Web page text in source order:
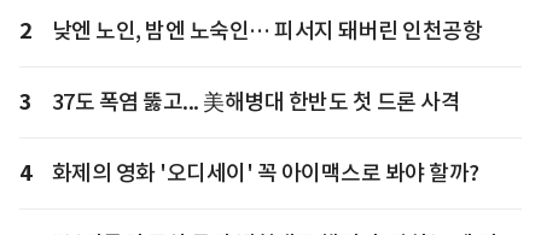
2 낮엔 노인, 밤엔 노숙인… 피서지 돼버린 인천공항
3 37도 폭염 뚫고... 美해병대 한반도 첫 드론 사격
4 화제의 영화 '오디세이' 꼭 아이맥스로 봐야 할까?